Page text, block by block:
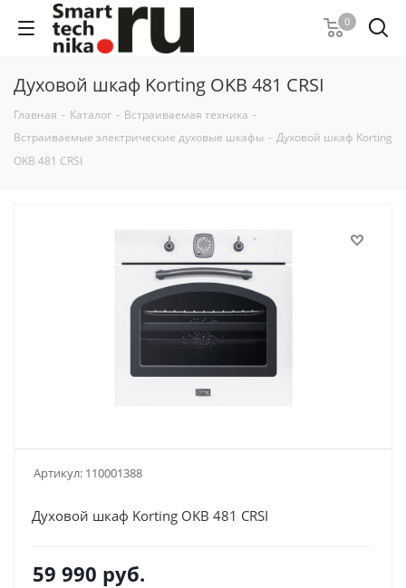
0
Духовой шкаф Korting OKB 481 CRSI
Главная - Каталог - Встраиваемая техника -
Встраиваемые электрические духовые шкафы - Духовой шкаф Korting
OKB 481 CRSI
Артикул: 110001388
Духовой шкаф Korting OKB 481 CRSI
59 990 руб.